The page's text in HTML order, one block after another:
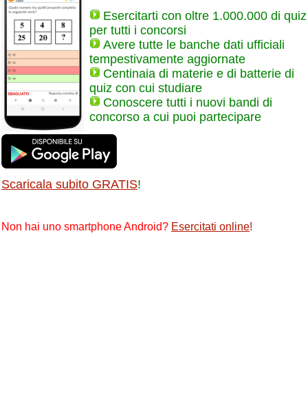
Esercitarti con oltre 1.000.000 di quiz
per tutti i concorsi
Avere tutte le banche dati ufficiali
tempestivamente aggiornate
Centinaia di materie e di batterie di
quiz con cui studiare
Conoscere tutti i nuovi bandi di
concorso a cui puoi partecipare
Scaricala subito GRATIS!
Non hai uno smartphone Android? Esercitati online!